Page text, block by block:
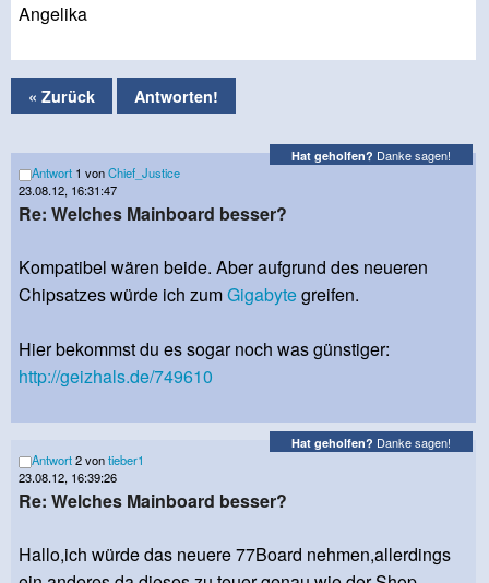
Angelika
« Zurück Antworten!
Hat geholfen? Danke sagen!
Antwort 1 vonChief_Justice
23.08.12, 16:31:47
Re: Welches Mainboard besser?
Kompatibel wären beide. Aber aufgrund des neueren
Chipsatzes würde ich zumGigabytegreifen.
Hier bekommst du es sogar noch was günstiger:
http://geizhals.de/749610
Hat geholfen? Danke sagen!
Antwort2 vontieber1
23.08.12, 16:39:26
Re: Welches Mainboard besser?
Hallo,ich würde das neuere 77Board nehmen,allerdings